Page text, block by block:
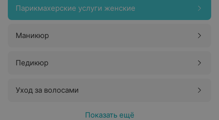
Парикмахерские услуги женские
Маникюр
Педикюр
Уход за волосами
Показать ещё